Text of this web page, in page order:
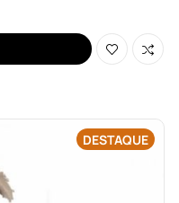
DESTAQUE